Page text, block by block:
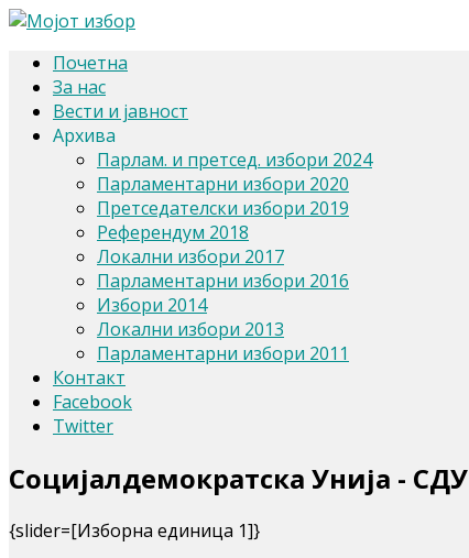
Почетна
За нас
Вести и јавност
Архива
Парлам. и претсед. избори 2024
Парламентарни избори 2020
Претседателски избори 2019
Референдум 2018
Локални избори 2017
Парламентарни избори 2016
Избори 2014
Локални избори 2013
Парламентарни избори 2011
Контакт
Facebook
Twitter
Социјалдемократска Унија - СДУ
{slider=[Изборна единица 1]}